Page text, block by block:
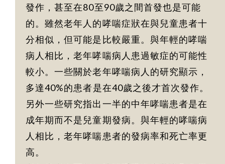
發作，甚至在80至90歲之間首發也是可能
的。雖然老年人的哮喘症狀在與兒童患者十
分相似，但可能是比較嚴重。與年輕的哮喘
病人相比，老年哮喘病人患過敏症的可能性
較小。一些關於老年哮喘病人的研究顯示，
多達40%的患者是在40歲之後才首次發作。
另外一些研究指出一半的中年哮喘患者是在
成年期而不是兒童期發病。與年輕的哮喘病
人相比，老年哮喘患者的發病率和死亡率更
高。